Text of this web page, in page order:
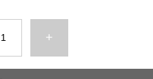
+